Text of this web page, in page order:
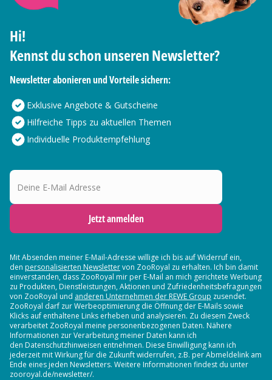
Hi!
Kennst du schon unseren Newsletter?
Newsletter abonieren und Vorteile sichern:
Exklusive Angebote & Gutscheine
Hilfreiche Tipps zu aktuellen Themen
Individuelle Produktempfehlung
Deine E-Mail Adresse
Jetzt anmelden
Mit Absenden meiner E-Mail-Adresse willige ich bis auf Widerruf ein,
den personalisierten Newslettervon ZooRoyal zu erhalten. Ich bin damit
einverstanden, dass ZooRoyal mir per E-Mail an mich gerichtete Werbung
zu Produkten, Dienstleistungen, Aktionen und Zufriedenheitsbefragungen
von ZooRoyal und anderen Unternehmen der REWE Group zusendet.
ZooRoyal darf zur Werbeoptimierung die Öffnung der E-Mails sowie
Klicks auf enthaltene Links erheben und analysieren. Zu diesem Zweck
verarbeitet ZooRoyal meine personenbezogenen Daten. Nähere
Informationen zur Verarbeitung meiner Daten kann ich
den Datenschutzhinweisen entnehmen. Diese Einwilligung kann ich
jederzeit mit Wirkung für die Zukunft widerrufen, z.B. per Abmeldelink am
Ende eines jeden Newsletters. Weitere Informationen findest du unter
zooroyal.de/newsletter/.